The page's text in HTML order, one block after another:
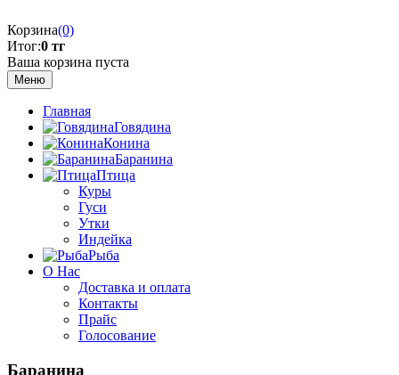
Корзина(0)
Итог:0 тг
Ваша корзина пуста
Меню
Главная
Говядина
Конина
Баранина
Птица
Куры
Гуси
Утки
Индейка
Рыба
О Нас
Доставка и оплата
Контакты
Прайс
Голосование
Баранина